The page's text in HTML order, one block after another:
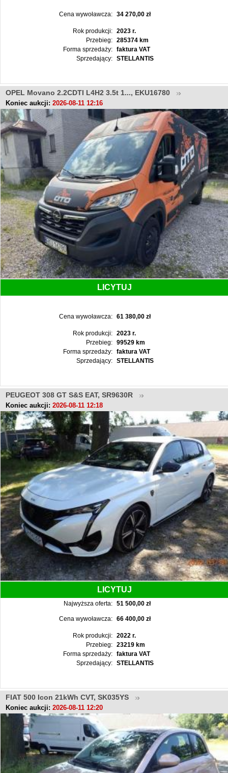
Cena wywoławcza: 34 270,00 zł
Rok produkcji:
2023 r.
Przebieg:
285374 km
Forma sprzedaży:
faktura VAT
Sprzedający:
STELLANTIS
OPEL Movano 2.2CDTI L4H2 3.5t 1..., EKU16780
Koniec aukcji: 2026-08-11 12:16
LICYTUJ
Cena wywoławcza: 61 380,00 zł
Rok produkcji:
2023 r.
Przebieg:
99529 km
Forma sprzedaży:
faktura VAT
Sprzedający:
STELLANTIS
PEUGEOT 308 GT S&S EAT, SR9630R
Koniec aukcji: 2026-08-11 12:18
LICYTUJ
Najwyższa oferta: 51 500,00 zł
Cena wywoławcza: 66 400,00 zł
Rok produkcji:
2022 r.
Przebieg:
23219 km
Forma sprzedaży:
faktura VAT
Sprzedający:
STELLANTIS
FIAT 500 Icon 21kWh CVT, SK035YS
Koniec aukcji: 2026-08-11 12:20